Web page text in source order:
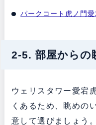
パークコート虎ノ門
2-5. 部屋からの
ウェリスタワー愛宕
くあるため、眺めの
意して選びましょう。